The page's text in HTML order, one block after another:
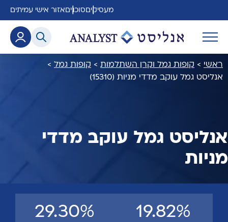
מעסיקים סוכנים אזור אישי עמיתים
ראשי > קופות גמל וקרן השתלמות > קופות גמל >
אנליסט גמל עוקב מדדי מניות (15310)
אנליסט גמל עוקב מדדי
מניות
19.82%
29.30%